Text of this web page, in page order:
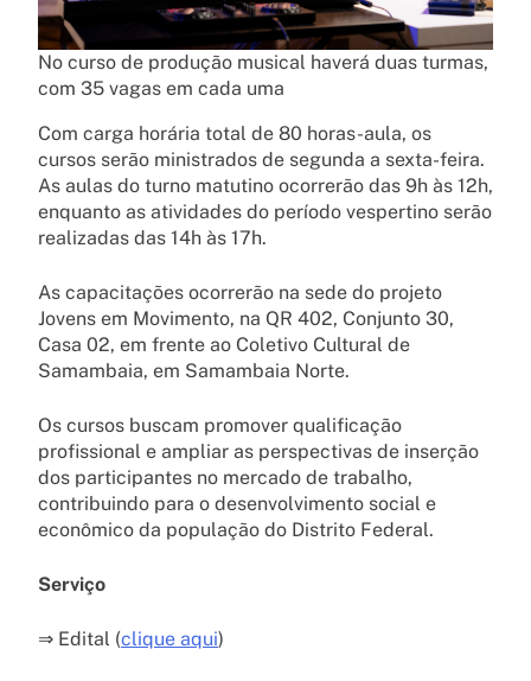
No curso de produção musical haverá duas turmas,
com 35 vagas em cada uma
Com carga horária total de 80 horas-aula, os
cursos serão ministrados de segunda a sexta-feira.
As aulas do turno matutino ocorrerão das 9h às 12h,
enquanto as atividades do período vespertino serão
realizadas das 14h às 17h.
As capacitações ocorrerão na sede do projeto
Jovens em Movimento, na QR 402, Conjunto 30,
Casa 02, em frente ao Coletivo Cultural de
Samambaia, em Samambaia Norte.
Os cursos buscam promover qualificação
profissional e ampliar as perspectivas de inserção
dos participantes no mercado de trabalho,
contribuindo para o desenvolvimento social e
econômico da população do Distrito Federal.
Serviço
⇒ Edital (clique aqui)